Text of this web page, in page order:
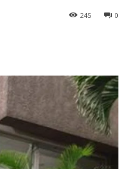
0
245